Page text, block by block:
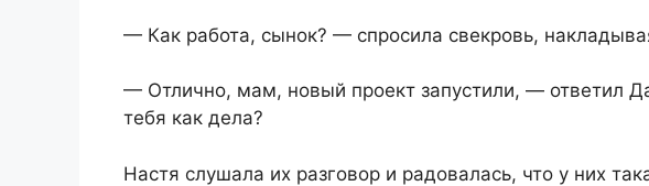
— Как работа, сынок? — спросила свекровь,
— Отлично, мам, новый проект запустили, — ответил
тебя как дела?
Настя слушала их разговор и радовалась, что у них